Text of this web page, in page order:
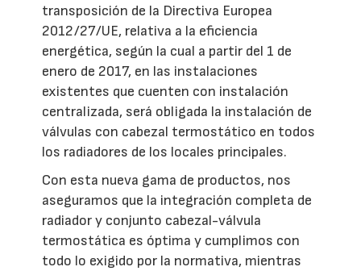
transposición de la Directiva Europea
2012/27/UE, relativa a la eficiencia
energética, según la cual a partir del 1 de
enero de 2017, en las instalaciones
existentes que cuenten con instalación
centralizada, será obligada la instalación de
válvulas con cabezal termostático en todos
los radiadores de los locales principales.
Con esta nueva gama de productos, nos
aseguramos que la integración completa de
radiador y conjunto cabezal-válvula
termostática es óptima y cumplimos con
todo lo exigido por la normativa, mientras